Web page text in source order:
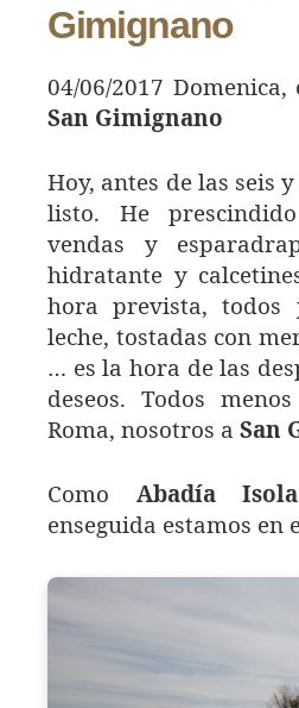
Gimignano
04/06/2017
San Gimignano
Hoy, antes de las seis
listo. He
vendas y
hidratante y
hora prevista, todos
leche, tostadas con
… es la hora de las
deseos. Todos
Roma, nosotros a San
Como Abadía Isola
enseguida estamos en